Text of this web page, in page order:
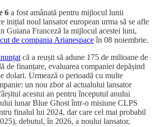
6 a fost amânată pentru mijlocul lunii
inițial noul lansator european urma să se afle
Guiana Franceză la mijlocul acestei luni,
de compania Arianespaceîn 08 noiembrie.
că a reușit să adune 175 de milioane de
de finanțare, evaluarea companiei depășind
dolari. Urmează o perioadă cu multe
un nou zbor al actualului lansator
acestui an pentru începutul anului
lunar Blue Ghost într-o misiune CLPS
finalul lui 2024, dar care cel mai probabil
debutul, în 2026, a noului lansator,